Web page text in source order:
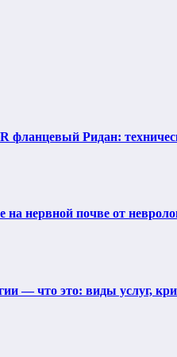
фланцевый Ридан:
нервной почве от
— что это: виды услуг,